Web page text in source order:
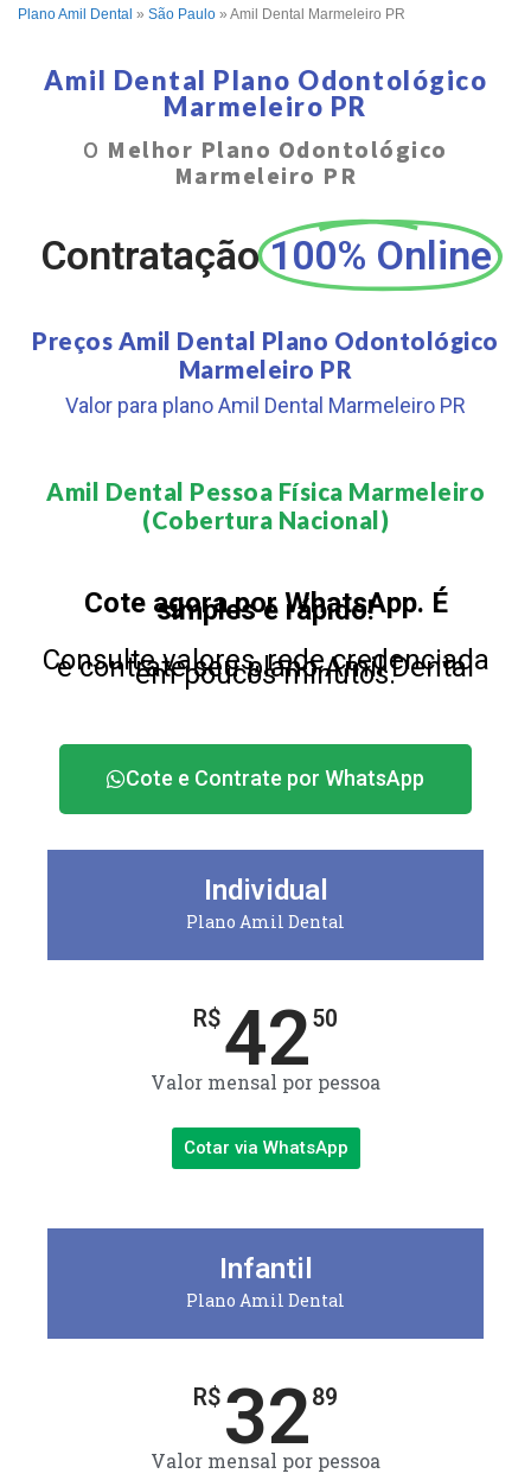
Plano Amil Dental » São Paulo » Amil Dental Marmeleiro PR
Amil Dental Plano Odontológico
Marmeleiro PR
O Melhor Plano Odontológico
Marmeleiro PR
Contratação 100% Online
Preços Amil Dental Plano Odontológico
Marmeleiro PR
Valor para plano Amil Dental Marmeleiro PR
Amil Dental Pessoa Física Marmeleiro
(Cobertura Nacional)​
Cote agora por WhatsApp. É
simples e rápido!
Consulte valores, rede credenciada
e contrate seu plano Amil Dental
em poucos minutos.
Cote e Contrate por WhatsApp
Individual
Plano Amil Dental
R$4250
Valor mensal por pessoa
Cotar via WhatsApp
Infantil
Plano Amil Dental
R$ 3289
Valor mensal por pessoa